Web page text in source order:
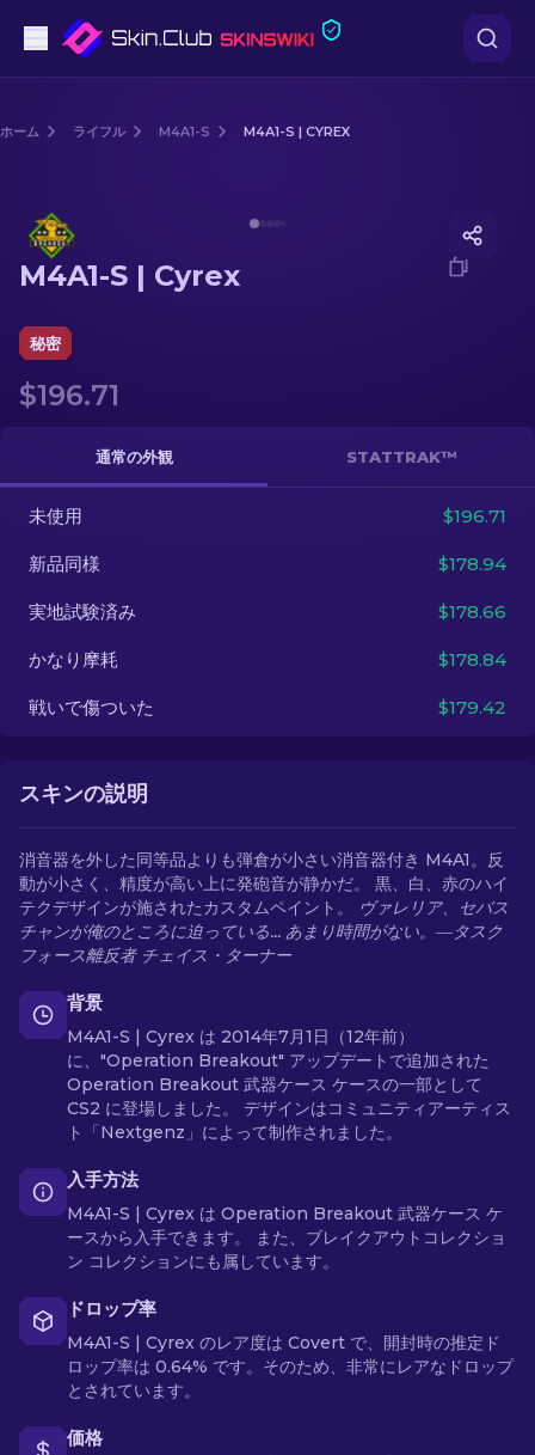
スナイパーライフル
グローブ
ケース
その他
ホーム ライフル M4A1-S M4A1-S | CYREX
M4A1-S | Cyrex
秘密
$196.71
通常の外観 STATTRAK™
未使用 $196.71
新品同様 $178.94
実地試験済み $178.66
かなり摩耗 $178.84
戦いで傷ついた $179.42
スキンの説明
消音器を外した同等品よりも弾倉が小さい消音器付き M4A1。反
動が小さく、精度が高い上に発砲音が静かだ。 黒、白、赤のハイ
テクデザインが施されたカスタムペイント。
ヴァレリア、セバス
チャンが俺のところに迫っている... あまり時間がない。―タスク
フォース離反者 チェイス・ターナー
背景
M4A1-S | Cyrex は 2014年7月1日（12年前）
に、"Operation Breakout" アップデートで追加された
Operation Breakout 武器ケース ケースの一部として
CS2 に登場しました。 デザインはコミュニティアーティス
ト「Nextgenz」によって制作されました。
入手方法
M4A1-S | Cyrex は Operation Breakout 武器ケース ケ
ースから入手できます。 また、ブレイクアウトコレクショ
ン コレクションにも属しています。
ドロップ率
M4A1-S | Cyrex のレア度は Covert で、開封時の推定ド
ロップ率は 0.64% です。そのため、非常にレアなドロップ
とされています。
価格